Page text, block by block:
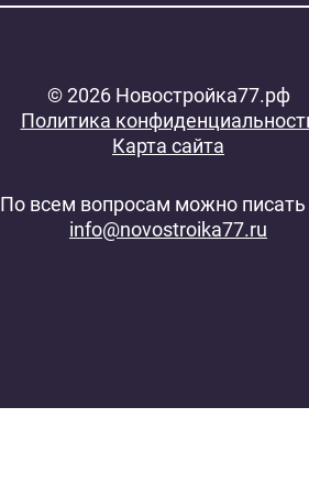
© 2026 Новостройка77.рф
Политика
Карта сайта
По всем вопросам можно писать
info@novostroika77.ru